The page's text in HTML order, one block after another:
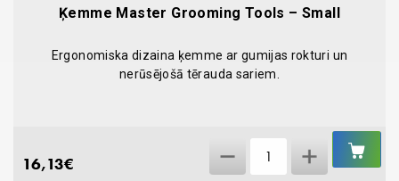
Ķemme Master Grooming Tools – Small
Ergonomiska dizaina ķemme ar gumijas rokturi un
nerūsējošā tērauda sariem.
16,13€
Master